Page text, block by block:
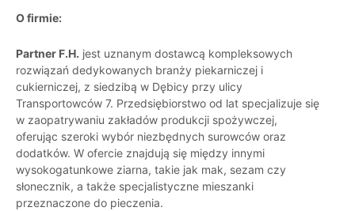
O firmie:
Partner F.H. jest uznanym dostawcą kompleksowych
rozwiązań dedykowanych branży piekarniczej i
cukierniczej, z siedzibą w Dębicy przy ulicy
Transportowców 7. Przedsiębiorstwo od lat specjalizuje się
w zaopatrywaniu zakładów produkcji spożywczej,
oferując szeroki wybór niezbędnych surowców oraz
dodatków. W ofercie znajdują się między innymi
wysokogatunkowe ziarna, takie jak mak, sezam czy
słonecznik, a także specjalistyczne mieszanki
przeznaczone do pieczenia.